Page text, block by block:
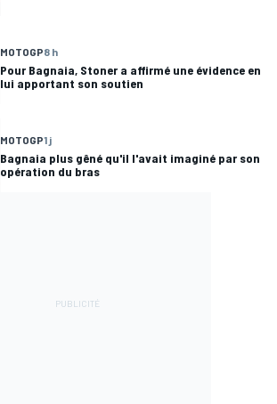
MOTOGP8 h
Pour Bagnaia, Stoner a affirmé une évidence en
lui apportant son soutien
MOTOGP1 j
Bagnaia plus gêné qu'il l'avait imaginé par son
opération du bras